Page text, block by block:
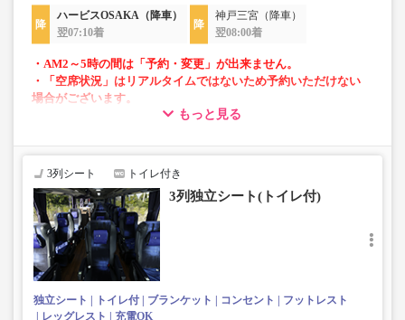
ハービスOSAKA（降車）
翌07:10着
神戸三宮（降車）
翌08:00着
・AM2～5時の間は「予約・変更」が出来ません。
・「空席状況」はリアルタイムではないため予約いただけない
場合がございます。
もっと見る
3列シート トイレ付き
3列独立シート(トイレ付)
独立シート トイレ付 ブランケット コンセント
フットレスト
レッグレスト
充電OK